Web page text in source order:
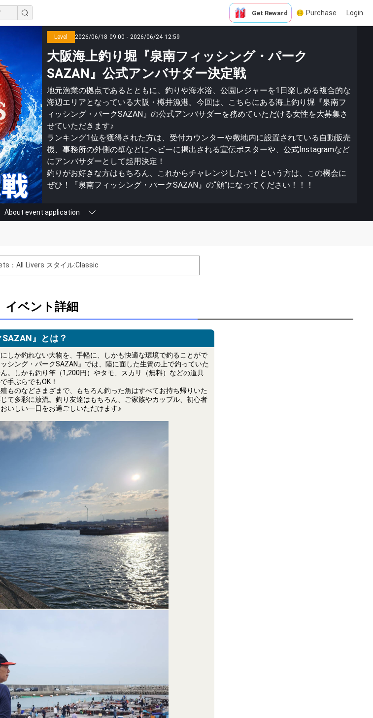
Get Reward Purchase Login
Level 2026/06/18 09:00 - 2026/06/24 12:59
大阪海上釣り堀『泉南フィッシング・パーク
SAZAN』公式アンバサダー決定戦
地元漁業の拠点であるとともに、釣りや海水浴、公園レジャーを1日楽しめる複合的な
海辺エリアとなっている大阪・樽井漁港。今回は、こちらにある海上釣り堀『泉南フ
ィッシング・パークSAZAN』の公式アンバサダーを務めていただける女性を大募集さ
せていただきます♪
ランキング1位を獲得された方は、受付カウンターや敷地内に設置されている自動販売
機、事務所の外側の壁などにヘビーに掲出される宣伝ポスターや、公式Instagramなど
にアンバサダーとして起用決定！
釣りがお好きな方はもちろん、これからチャレンジしたい！という方は、この機会に
ぜひ！『泉南フィッシング・パークSAZAN』の“顔”になってください！！！
About event application
gifts
Comments
You can post comments. Please refrain from posting comments that may offend performers or
other users.
Close
：All Livers スタイル:Classic
イベント詳細
』とは？
しか釣れない大物を、手軽に、しかも快適な環境で釣ることがで
シング・パークSAZAN』では、陸に面した生簀の上で釣っていた
。しかも釣り竿（1,200円）やタモ、スカリ（無料）などの道具
手ぶらでもOK！
ものなどさまざまで、もちろん釣った魚はすべてお持ち帰りいた
て多彩に放流。釣り友達はもちろん、ご家族やカップル、初心者
いしい一日をお過ごしいただけます♪